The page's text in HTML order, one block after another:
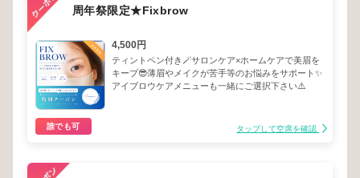
周年祭限定★Fixbrow
4,500円
ティントペン付き🪄サロンケア×ホームケアで美眉を
キープ😎薄眉やメイクが苦手等のお悩みをサポート✨
アイブロウケアメニューも一緒にご選択下さい⚠️
誰でも可 タップして空席を確認